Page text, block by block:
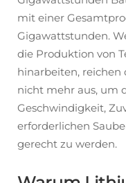
mit einer
Gigawattstunden.
die Produktion von
hinarbeiten, reichen
nicht mehr aus, um
Geschwindigkeit,
erforderlichen
gerecht zu werden.